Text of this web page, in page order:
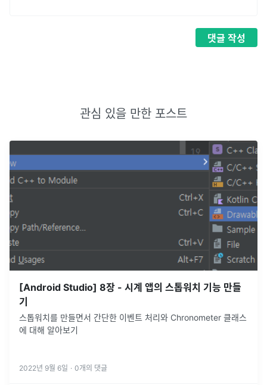
댓글 작성
관심 있을 만한 포스트
[Android Studio] 8장 - 시계 앱의 스톱워치 기능 만들
기
스톱워치를 만들면서 간단한 이벤트 처리와 Chronometer 클래스
에 대해 알아보기
2022년 9월 6일 · 0개의 댓글